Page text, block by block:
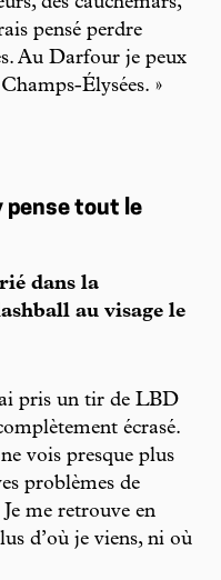
pensé perdre
Au Darfour je peux
Élysées. »
pense tout le
dans la
au visage le
pris un tir de LBD
écrasé.
vois presque plus
problèmes de
me retrouve en
d’où je viens, ni où